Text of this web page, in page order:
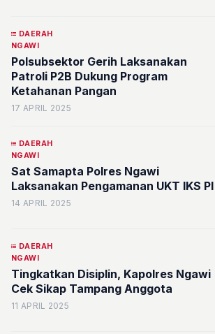
DAERAH
NGAWI
Polsubsektor Gerih Laksanakan
Patroli P2B Dukung Program
Ketahanan Pangan
17 APRIL 2025
DAERAH
NGAWI
Sat Samapta Polres Ngawi
Laksanakan Pengamanan UKT IKS PI
14 APRIL 2025
DAERAH
NGAWI
Tingkatkan Disiplin, Kapolres Ngawi
Cek Sikap Tampang Anggota
11 APRIL 2025